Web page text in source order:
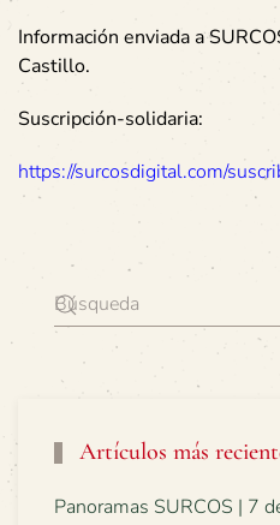
Información enviada a
Castillo.
Suscripción-solidaria:
https://surcosdigital.com/
Artículos más
Panoramas SURCOS | 7